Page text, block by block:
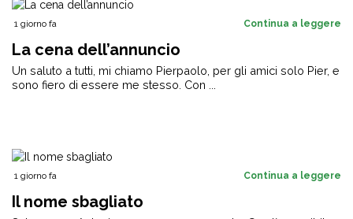
1 giorno fa Continua a leggere
La cena dell’annuncio
Un saluto a tutti, mi chiamo Pierpaolo, per gli amici solo Pier, e
sono fiero di essere me stesso. Con ...
1 giorno fa Continua a leggere
Il nome sbagliato